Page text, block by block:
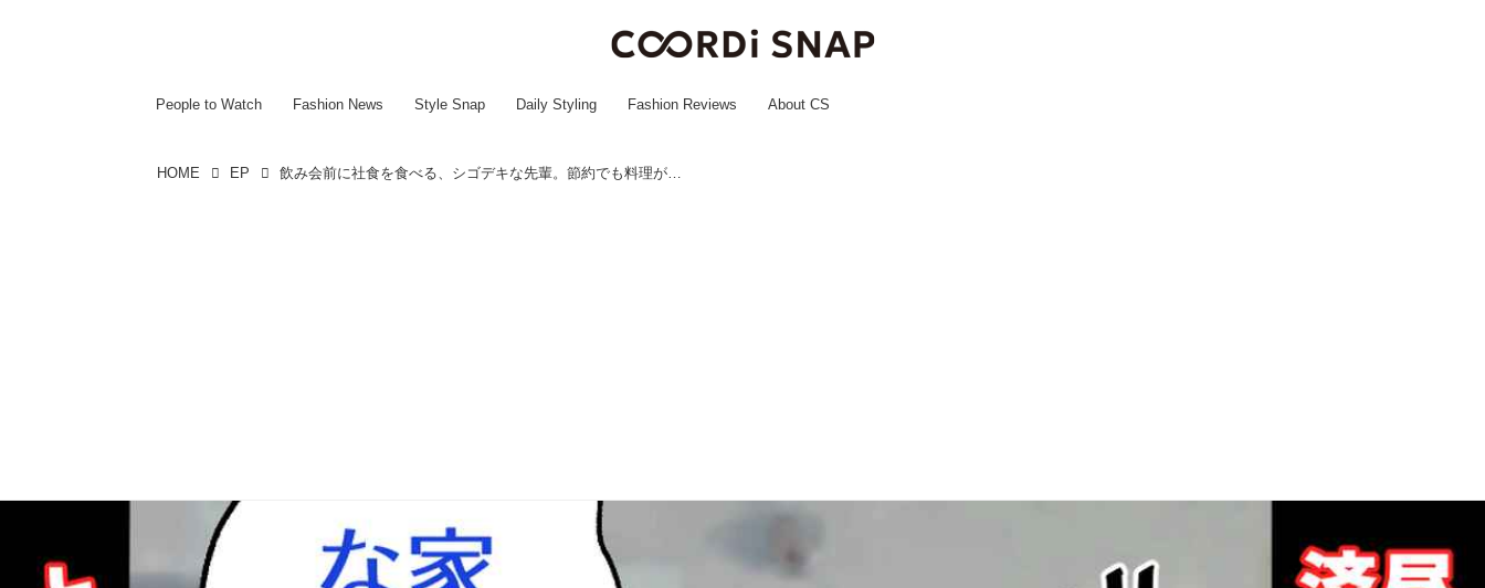
People to Watch Fashion News Style Snap Daily Styling Fashion Reviews About CS
HOME EP 飲み会前に社食を食べる、シゴデキな先輩。節約でも料理が苦手でもない『意外なワケ』に「猛反省」